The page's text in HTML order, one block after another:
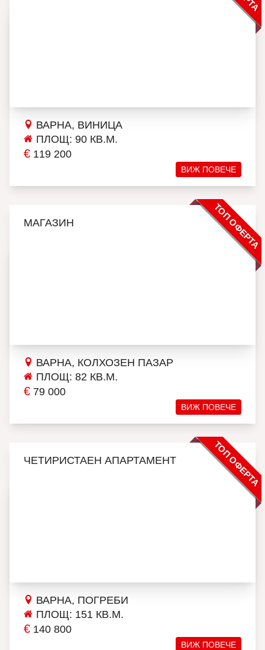
ВАРНА, ВИНИЦА
ПЛОЩ: 90 КВ.М.
€ 119 200
ВИЖ ПОВЕЧЕ
ТОП ОФЕРТА
МАГАЗИН
ВАРНА, КОЛХОЗЕН ПАЗАР
ПЛОЩ: 82 КВ.М.
€ 79 000
ВИЖ ПОВЕЧЕ
ТОП ОФЕРТА
ЧЕТИРИСТАЕН АПАРТАМЕНТ
ВАРНА, ПОГРЕБИ
ПЛОЩ: 151 КВ.М.
€ 140 800
ВИЖ ПОВЕЧЕ